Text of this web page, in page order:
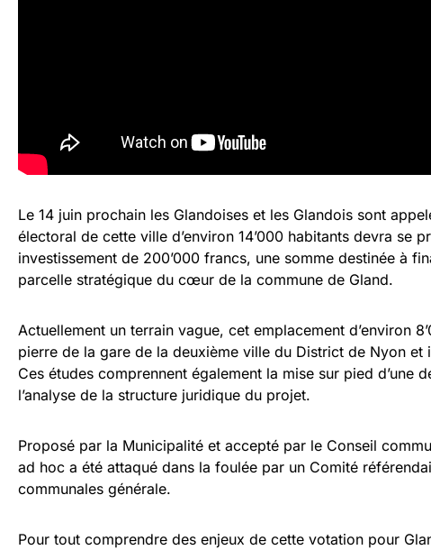
Le 14 juin prochain les Glandoises et les Glandois sont
électoral de cette ville d’environ 14’000 habitants devra se
investissement de 200’000 francs, une somme destinée à
parcelle stratégique du cœur de la commune de Gland.
Actuellement un terrain vague, cet emplacement d’environ
pierre de la gare de la deuxième ville du District de Nyon et
Ces études comprennent également la mise sur pied d’une
l’analyse de la structure juridique du projet.
Proposé par la Municipalité et accepté par le Conseil
ad hoc a été attaqué dans la foulée par un Comité
communales générale.
Pour tout comprendre des enjeux de cette votation pour